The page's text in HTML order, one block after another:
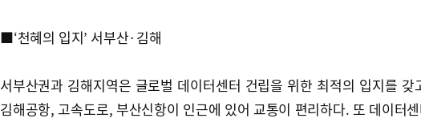
■‘천혜의 입지’ 서부산·김해
서부산권과 김해지역은 글로벌 데이터센터 건립을 위한 최적의 입지를 갖
김해공항, 고속도로, 부산신항이 인근에 있어 교통이 편리하다. 또 데이터